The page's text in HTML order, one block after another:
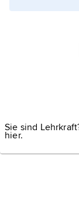
Sie sind
hier.